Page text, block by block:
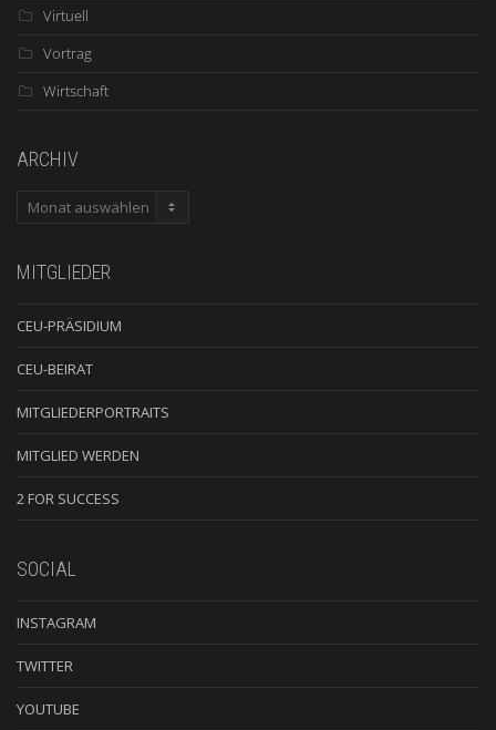
Virtuell
Vortrag
Wirtschaft
ARCHIV
ARCHIV
MITGLIEDER
CEU-PRÄSIDIUM
CEU-BEIRAT
MITGLIEDERPORTRAITS
MITGLIED WERDEN
2 FOR SUCCESS
SOCIAL
INSTAGRAM
TWITTER
YOUTUBE